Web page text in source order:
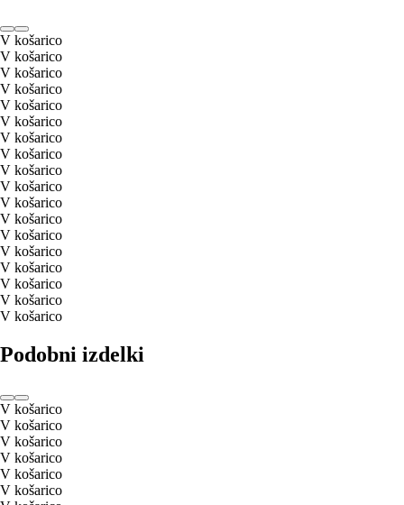
V košarico
V košarico
V košarico
V košarico
V košarico
V košarico
V košarico
V košarico
V košarico
V košarico
V košarico
V košarico
V košarico
V košarico
V košarico
V košarico
V košarico
V košarico
Podobni izdelki
V košarico
V košarico
V košarico
V košarico
V košarico
V košarico